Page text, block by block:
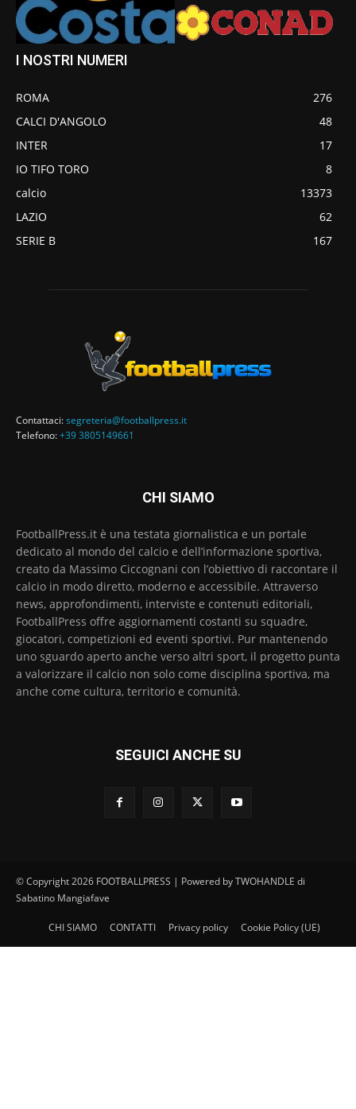
I NOSTRI NUMERI
ROMA
276
CALCI D'ANGOLO
48
INTER
17
IO TIFO TORO
8
calcio
13373
LAZIO
62
SERIE B
167
Contattaci:segreteria@footballpress.it
Telefono:+39 3805149661
CHI SIAMO
FootballPress.it è una testata giornalistica e un portale
dedicato al mondo del calcio e dell’informazione sportiva,
creato da Massimo Ciccognani con l’obiettivo di raccontare il
calcio in modo diretto, moderno e accessibile. Attraverso
news, approfondimenti, interviste e contenuti editoriali,
FootballPress offre aggiornamenti costanti su squadre,
giocatori, competizioni ed eventi sportivi. Pur mantenendo
uno sguardo aperto anche verso altri sport, il progetto punta
a valorizzare il calcio non solo come disciplina sportiva, ma
anche come cultura, territorio e comunità.
SEGUICI ANCHE SU
© Copyright 2026 FOOTBALLPRESS | Powered by TWOHANDLE di
Sabatino Mangiafave
CHI SIAMO CONTATTI Privacy policy Cookie Policy (UE)